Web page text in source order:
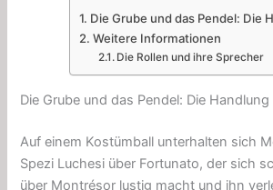
Die Grube und das Pendel: Die
Weitere Informationen
Die Rollen und ihre Sprecher
Die Grube und das Pendel: Die Handlung
Auf einem Kostümball unterhalten sich
Spezi Luchesi über Fortunato, der sich
über Montrésor lustig macht und ihn